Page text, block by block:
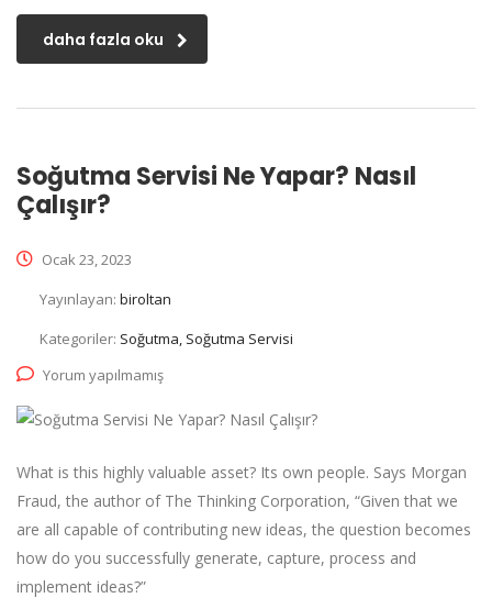
daha fazla oku
Soğutma Servisi Ne Yapar? Nasıl
Çalışır?
Ocak 23, 2023
Yayınlayan: biroltan
Kategoriler: Soğutma, Soğutma Servisi
Yorum yapılmamış
What is this highly valuable asset? Its own people. Says Morgan
Fraud, the author of The Thinking Corporation, “Given that we
are all capable of contributing new ideas, the question becomes
how do you successfully generate, capture, process and
implement ideas?”